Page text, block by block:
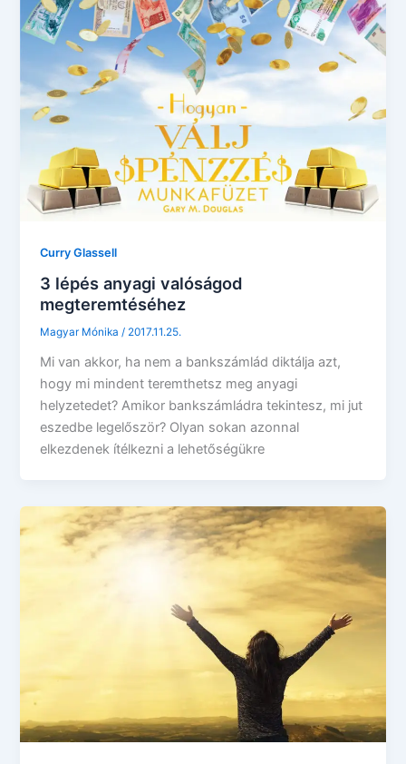
Curry Glassell
3 lépés anyagi valóságod
megteremtéséhez
Magyar Mónika/ 2017.11.25.
Mi van akkor, ha nem a bankszámlád diktálja azt,
hogy mi mindent teremthetsz meg anyagi
helyzetedet? Amikor bankszámládra tekintesz, mi jut
eszedbe legelőször? Olyan sokan azonnal
elkezdenek ítélkezni a lehetőségükre